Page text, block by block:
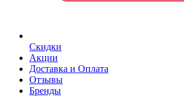
Скидки
Акции
Доставка и Оплата
Отзывы
Бренды